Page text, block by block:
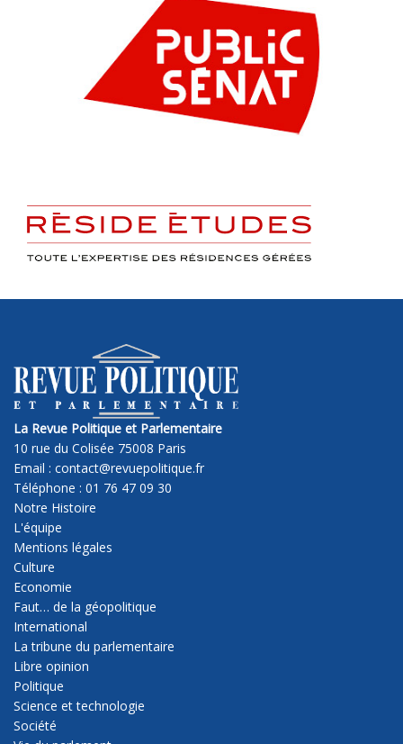
La Revue Politique et Parlementaire
10 rue du Colisée 75008 Paris
Email : contact@revuepolitique.fr
Téléphone : 01 76 47 09 30
Notre Histoire
L'équipe
Mentions légales
Culture
Economie
Faut… de la géopolitique
International
La tribune du parlementaire
Libre opinion
Politique
Science et technologie
Société